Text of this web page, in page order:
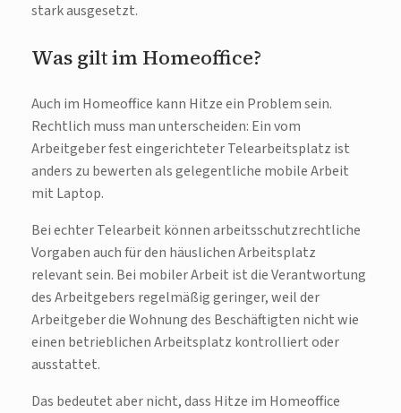
stark ausgesetzt.
Was gilt im Homeoffice?
Auch im Homeoffice kann Hitze ein Problem sein.
Rechtlich muss man unterscheiden: Ein vom
Arbeitgeber fest eingerichteter Telearbeitsplatz ist
anders zu bewerten als gelegentliche mobile Arbeit
mit Laptop.
Bei echter Telearbeit können arbeitsschutzrechtliche
Vorgaben auch für den häuslichen Arbeitsplatz
relevant sein. Bei mobiler Arbeit ist die Verantwortung
des Arbeitgebers regelmäßig geringer, weil der
Arbeitgeber die Wohnung des Beschäftigten nicht wie
einen betrieblichen Arbeitsplatz kontrolliert oder
ausstattet.
Das bedeutet aber nicht, dass Hitze im Homeoffice